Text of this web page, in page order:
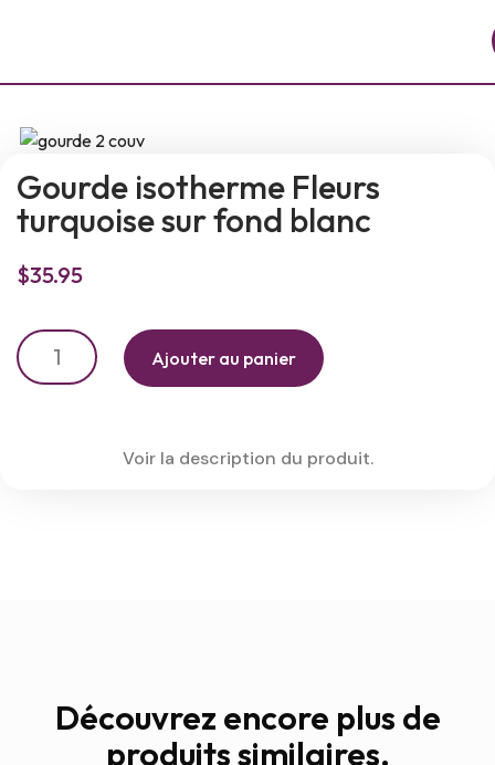
Gourde isotherme Fleurs
turquoise sur fond blanc
$35.95
Ajouter au panier
Voir la description du produit.
Découvrez encore plus de
produits similaires.